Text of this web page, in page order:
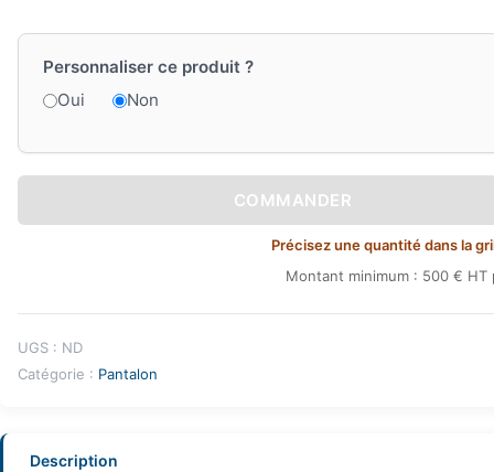
Personnaliser ce produit ?
Oui
Non
COMMANDER
Précisez une quantité dans la
Montant minimum : 500 € HT
UGS : ND
Catégorie : Pantalon
Description